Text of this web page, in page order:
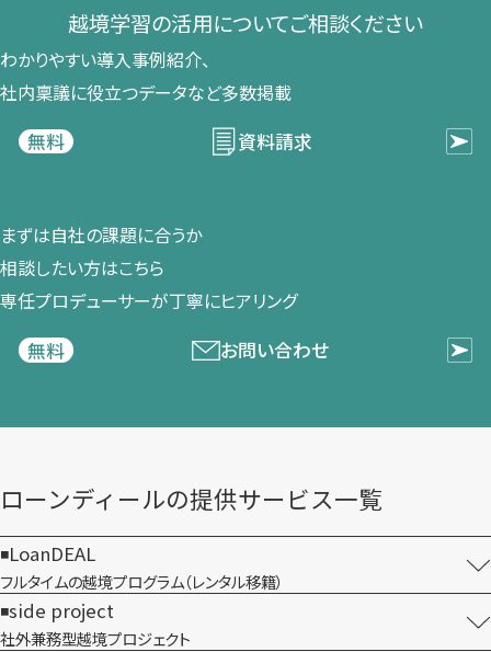
越境学習の​活用に​ついて​ご相談ください​
わかりやすい導入事例紹介、​
社内稟議に​役立つデータなど​多数掲載
無料
資料請求
まずは​自社の​課題に​合うか​
相談したい方は​こちら
専任プロデューサーが​丁寧に​ヒアリング
無料
お問い合わせ
ローンディールの​提供サービス一覧
LoanDEAL
フルタイムの越境プログラム​（レンタル移籍）
side project
社外兼務型​越境プロジェクト